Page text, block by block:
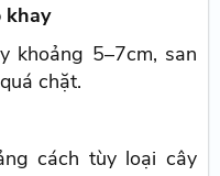
khay
khoảng 5–7cm, san
chặt.
cách tùy loại cây